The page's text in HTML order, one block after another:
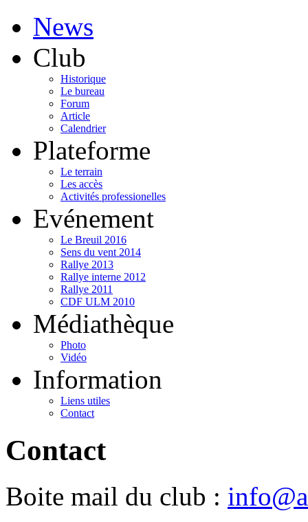
News
Club
Historique
Le bureau
Forum
Article
Calendrier
Plateforme
Le terrain
Les accès
Activités professionelles
Evénement
Le Breuil 2016
Sens du vent 2014
Rallye 2013
Rallye interne 2012
Rallye 2011
CDF ULM 2010
Médiathèque
Photo
Vidéo
Information
Liens utiles
Contact
Contact
Boite mail du club :